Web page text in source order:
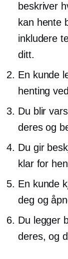
beskriver
kan hente
inkludere
ditt.
En kunde
henting
Du blir
deres og
Du gir
klar for
En kunde
deg og
Du legger
deres, og